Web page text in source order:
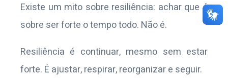
Existe um mito sobre resiliência: achar que é
sobre ser forte o tempo todo. Não é.
Resiliência é continuar, mesmo sem estar
forte. É ajustar, respirar, reorganizar e seguir.